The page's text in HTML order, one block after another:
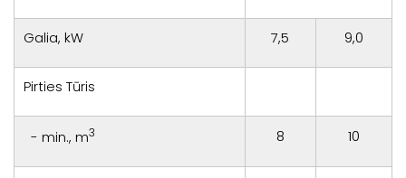
Galia, kW 7,5 9,0
Pirties Tūris
- min., m3 8 10